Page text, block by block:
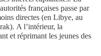
françaises passe par
directes (en Libye, au
A l’intérieur, la
et réprimant les jeunes des